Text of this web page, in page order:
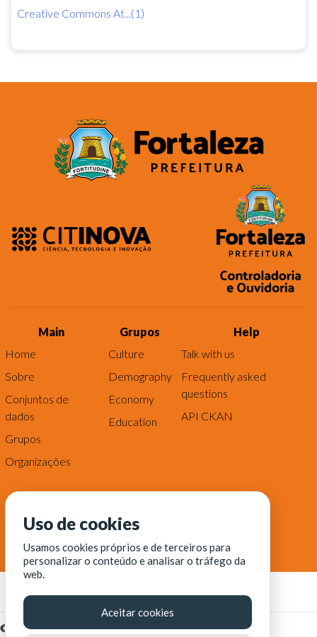
Creative Commons At...(1)
Main
Home
Sobre
Conjuntos de
dados
Grupos
Organizações
Grupos
Culture
Demography
Economy
Education
Help
Talk with us
Frequently asked
questions
API CKAN
© Fortaleza Digital || CITINOVA - Fundação de Ciência,
Uso de cookies
Usamos cookies próprios e de terceiros para
personalizar o conteúdo e analisar o tráfego da
web.
Aceitar cookies